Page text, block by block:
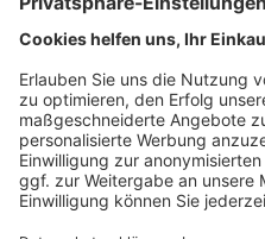
Vertrag
Druckerzubehoer.de –
Sie sind auf der Suche nach
oder Zubehör für das
Smartphone? Dann sind Sie
richtig! Unser breites
und Toner für alle gängigen
kleiner Hersteller. Zugleich